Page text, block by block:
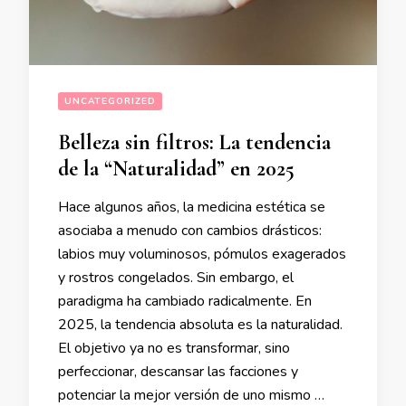
UNCATEGORIZED
Belleza sin filtros: La tendencia
de la “Naturalidad” en 2025
Hace algunos años, la medicina estética se
asociaba a menudo con cambios drásticos:
labios muy voluminosos, pómulos exagerados
y rostros congelados. Sin embargo, el
paradigma ha cambiado radicalmente. En
2025, la tendencia absoluta es la naturalidad.
El objetivo ya no es transformar, sino
perfeccionar, descansar las facciones y
potenciar la mejor versión de uno mismo …